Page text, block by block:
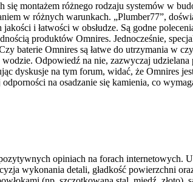
montażem różnego rodzaju systemów w
w różnych warunkach. „Plumber77”,
i łatwości w obsłudze. Są godne
produktów Omnires. Jednocześnie,
baterie Omnires są łatwe do utrzymania w
Odpowiedź na nie, zazwyczaj
dyskusje na tym forum, widać, że Omnires
na osadzanie się kamienia, co
opiniach na forach internetowych.
wykonania detali, gładkość powierzchni